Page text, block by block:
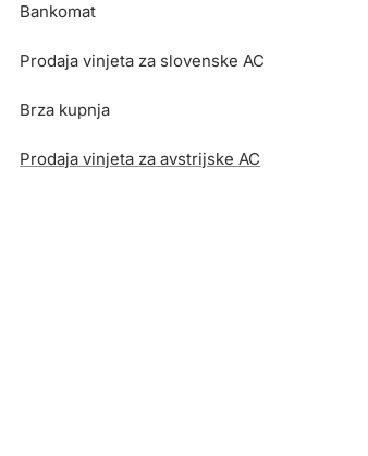
Bankomat
Prodaja vinjeta za slovenske AC
Brza kupnja
Prodaja vinjeta za avstrijske AC